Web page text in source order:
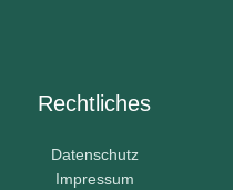
Rechtliches
Datenschutz
Impressum